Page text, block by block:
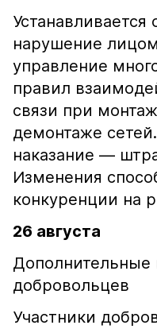
Устанавливается
нарушение
управление
правил
связи при
демонтаже
наказание —
Изменения
конкуренции на
26 августа
добровольцев
Участники